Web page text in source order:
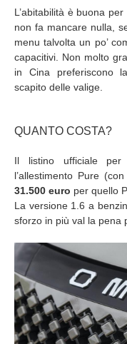
L’abitabilità è buona
non fa mancare nulla,
menu talvolta un po’
capacitivi. Non molto
in Cina preferiscono
scapito delle valige.
QUANTO COSTA?
Il listino ufficiale
l’allestimento Pure
31.500 euro per quello
La versione 1.6 a
sforzo in più val la pena